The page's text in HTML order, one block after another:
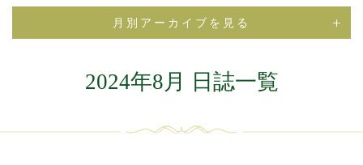
月別アーカイブを見る
2024年8月 日誌一覧